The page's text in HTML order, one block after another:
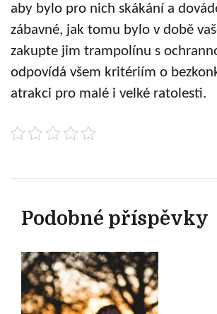
aby bylo pro nich skákání a
zábavné, jak tomu bylo v době
zakupte jim trampolínu s
odpovídá všem kritériím o
atrakci pro malé i velké ratolesti.
Podobné příspěvky